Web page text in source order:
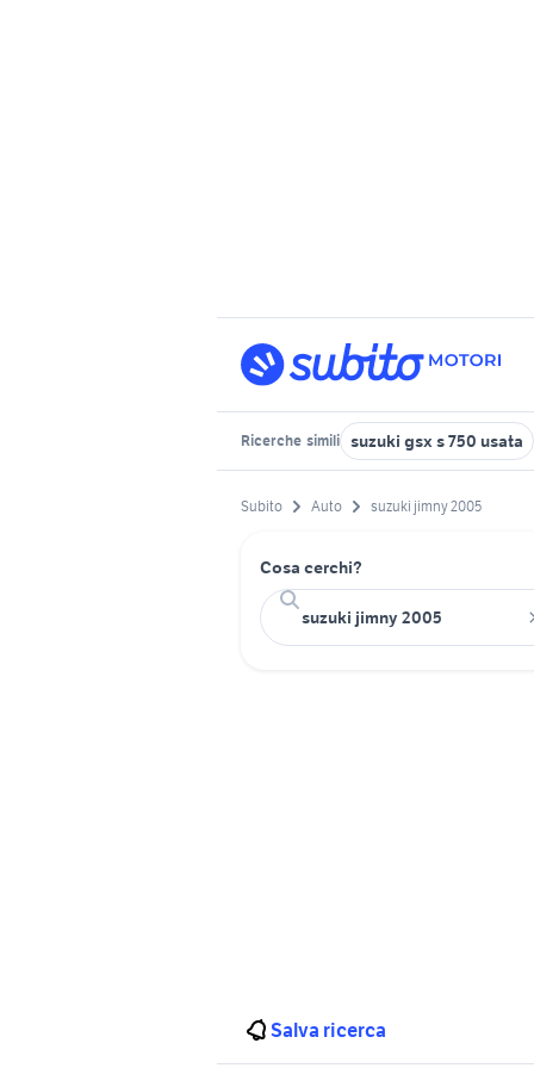
Ricerche simili suzuki gsx s 750 usata
Subito Auto suzuki jimny 2005
Cosa cerchi?
Salva ricerca